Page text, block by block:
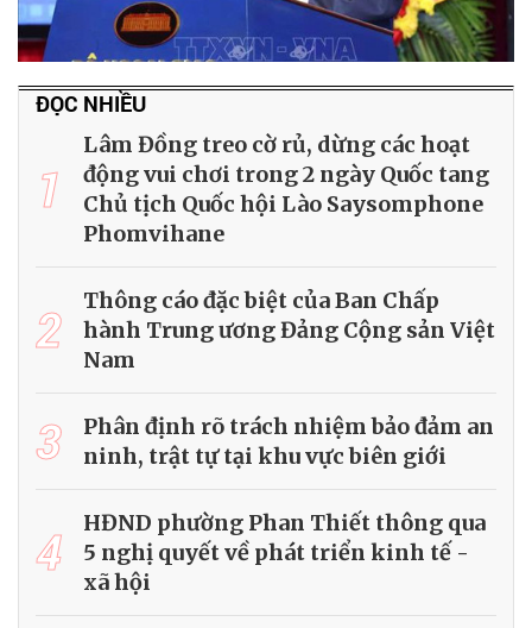
ĐỌC NHIỀU
1
Lâm Đồng treo cờ rủ, dừng các hoạt
động vui chơi trong 2 ngày Quốc tang
Chủ tịch Quốc hội Lào Saysomphone
Phomvihane
2
Thông cáo đặc biệt của Ban Chấp
hành Trung ương Đảng Cộng sản Việt
Nam
3
Phân định rõ trách nhiệm bảo đảm an
ninh, trật tự tại khu vực biên giới
4
HĐND phường Phan Thiết thông qua
5 nghị quyết về phát triển kinh tế -
xã hội